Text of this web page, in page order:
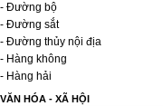
- Đường bộ
- Đường sắt
- Đường thủy nội địa
- Hàng không
- Hàng hải
VĂN HÓA - XÃ HỘI